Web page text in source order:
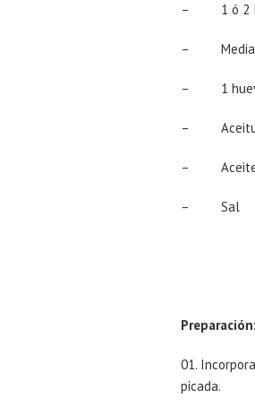
– 1 ó 2
– Media
– 1
–
– Aceite
– Sal
Preparación:
picada.